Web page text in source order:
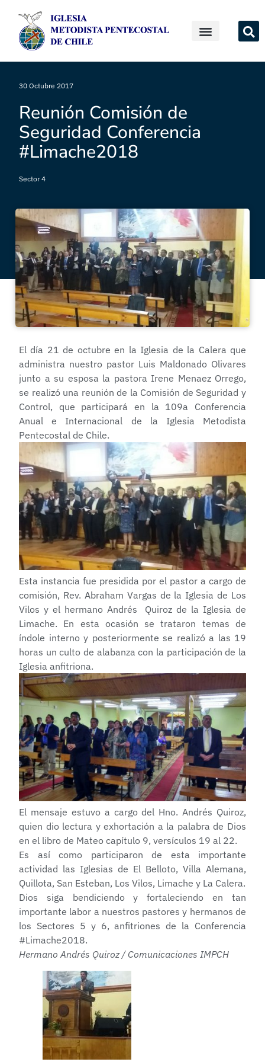
30 Octubre 2017
Reunión Comisión de
Seguridad Conferencia
#Limache2018
Sector 4
El día 21 de octubre en la Iglesia de la Calera que
administra nuestro pastor Luis Maldonado Olivares
junto a su esposa la pastora Irene Menaez Orrego,
se realizó una reunión de la Comisión de Seguridad y
Control, que participará en la 109a Conferencia
Anual e Internacional de la Iglesia Metodista
Pentecostal de Chile.
Esta instancia fue presidida por el pastor a cargo de
comisión, Rev. Abraham Vargas de la Iglesia de Los
Vilos y el hermano Andrés Quiroz de la Iglesia de
Limache. En esta ocasión se trataron temas de
índole interno y posteriormente se realizó a las 19
horas un culto de alabanza con la participación de la
Iglesia anfitriona.
El mensaje estuvo a cargo del Hno. Andrés Quiroz,
quien dio lectura y exhortación a la palabra de Dios
en el libro de Mateo capítulo 9, versículos 19 al 22.
Es así como participaron de esta importante
actividad las Iglesias de El Belloto, Villa Alemana,
Quillota, San Esteban, Los Vilos, Limache y La Calera.
Dios siga bendiciendo y fortaleciendo en tan
importante labor a nuestros pastores y hermanos de
los Sectores 5 y 6, anfitriones de la Conferencia
#Limache2018.
Hermano Andrés Quiroz / Comunicaciones IMPCH